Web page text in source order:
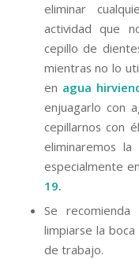
eliminar
actividad que
cepillo de
mientras no lo
en agua
enjuagarlo con
cepillarnos con
eliminaremos la
especialmente
19.
Se recomienda
limpiarse la
de trabajo.